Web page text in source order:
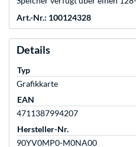
Art.-Nr.: 100124328
Details
Typ
Grafikkarte
EAN
4711387994207
Hersteller-Nr.
90YV0MP0-M0NA00